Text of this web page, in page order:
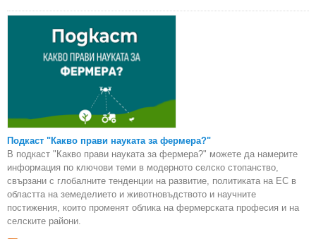
Подкаст "Какво прави науката за фермера?"
В подкаст "Какво прави науката за фермера?" можете да намерите
информация по ключови теми в модерното селско стопанство,
свързани с глобалните тенденции на развитие, политиката на ЕС в
областта на земеделието и животновъдството и научните
постижения, които променят облика на фермерската професия и на
селските райони.